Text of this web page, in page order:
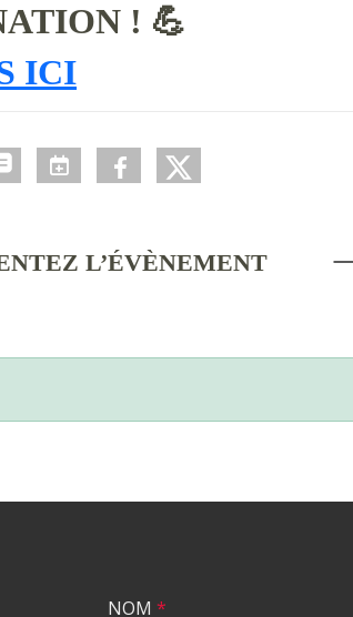
! 💪
ICI
L’ÉVÈNEMENT
NOM *